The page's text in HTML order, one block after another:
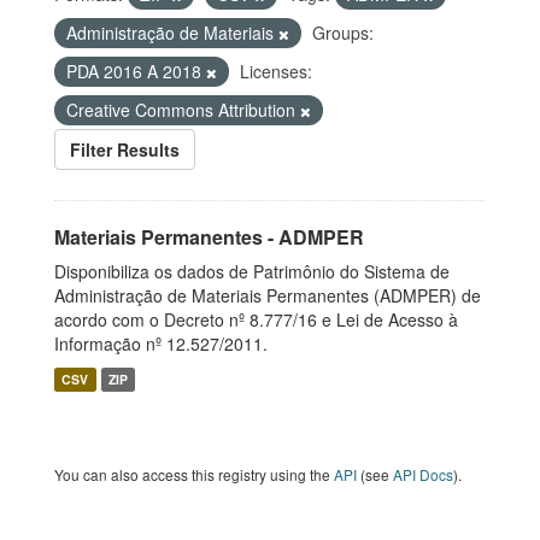
Administração de Materiais
Groups:
PDA 2016 A 2018
Licenses:
Creative Commons Attribution
Filter Results
Materiais Permanentes - ADMPER
Disponibiliza os dados de Patrimônio do Sistema de
Administração de Materiais Permanentes (ADMPER) de
acordo com o Decreto nº 8.777/16 e Lei de Acesso à
Informação nº 12.527/2011.
CSV ZIP
You can also access this registry using the API (see API Docs).